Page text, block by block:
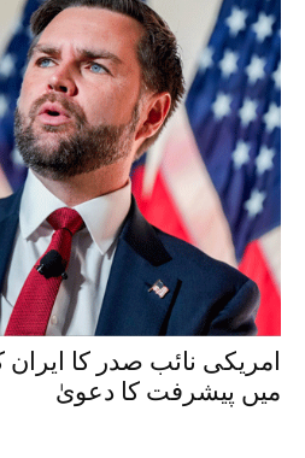
امریکی نائب صدر کا
میں پیشرفت کا دعویٰ